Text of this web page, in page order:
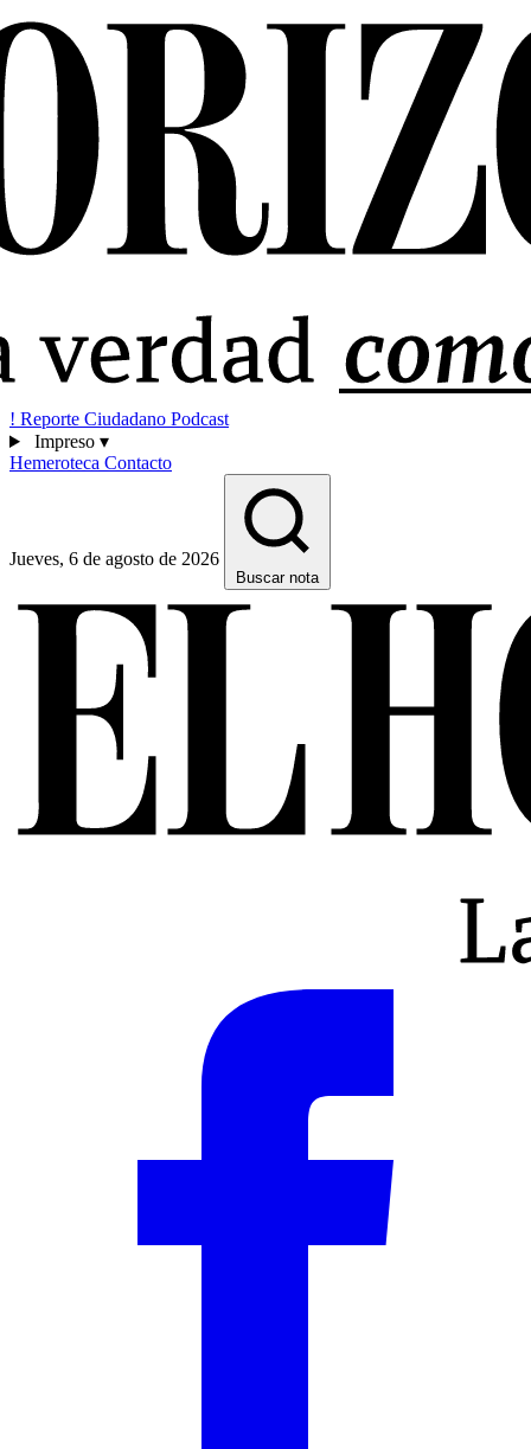
! Reporte Ciudadano Podcast
Impreso ▾
Hemeroteca Contacto
Jueves, 6 de agosto de 2026
Buscar nota